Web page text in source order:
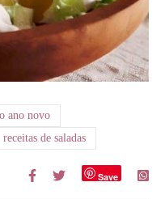
ano novo
receitas de saladas
Save